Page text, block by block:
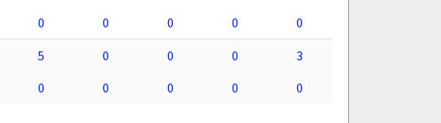
0 0 0 0 0
5 0 0 0
3
0 0 0 0 0